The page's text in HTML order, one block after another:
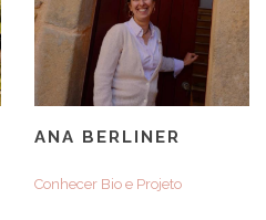
ANA BERLINER
Conhecer Bio e Projeto